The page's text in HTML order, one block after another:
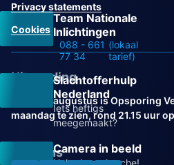
Team Nationale
Inlichtingen
088 - 661
77 34
(lokaal
tarief)
Slachtofferhulp
Nederland
Iets heftigs
meegemaakt?
Camera in beeld
Privacy statements
Cookies
Uitzending
Vanaf 31 augustus is Opsporing
maandag te zien, rond 21.15 uur
Volg ons